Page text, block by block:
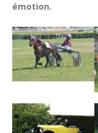
émotion.